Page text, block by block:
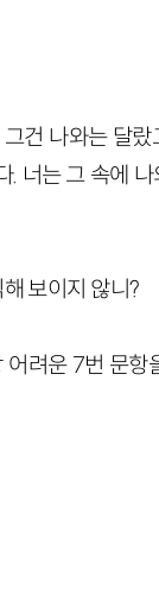
건 나와는 달
너는 그 속에
보이지 않니?
려운 7번 문